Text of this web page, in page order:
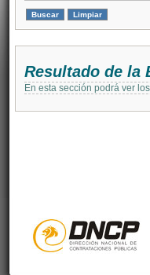
Resultado de la
En esta sección podrá ver